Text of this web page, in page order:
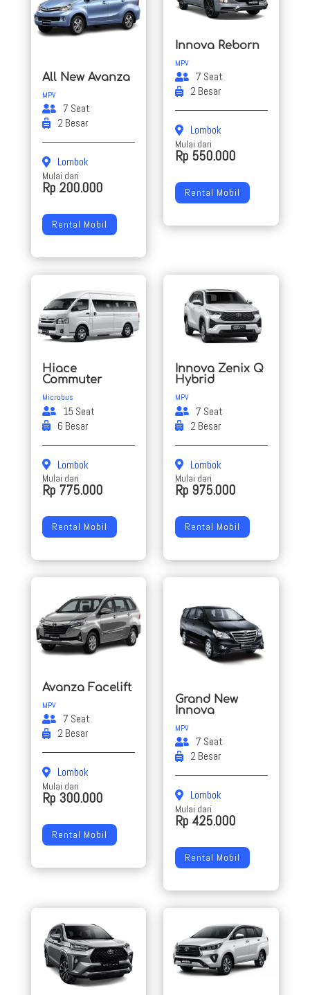
All New Avanza
MPV
7 Seat
2 Besar
Lombok
Mulai dari
Rp 200.000
Rental Mobil
Innova Reborn
MPV
7 Seat
2 Besar
Lombok
Mulai dari
Rp 550.000
Rental Mobil
Hiace
Commuter
Microbus
15 Seat
6 Besar
Lombok
Mulai dari
Rp 775.000
Rental Mobil
Innova Zenix Q
Hybrid
MPV
7 Seat
2 Besar
Lombok
Mulai dari
Rp 975.000
Rental Mobil
Avanza Facelift
MPV
7 Seat
2 Besar
Lombok
Mulai dari
Rp 300.000
Rental Mobil
Grand New
Innova
MPV
7 Seat
2 Besar
Lombok
Mulai dari
Rp 425.000
Rental Mobil